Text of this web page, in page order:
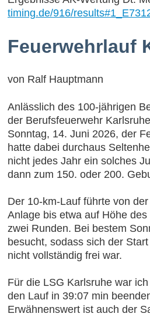
timing.de/916/
Feuerwehrlauf
von Ralf Hauptmann
Anlässlich des 100-jährigen
der Berufsfeuerwehr
Sonntag, 14. Juni 2026, der
hatte dabei durchaus
nicht jedes Jahr ein solches
dann zum 150. oder 200.
Der 10-km-Lauf führte von
Anlage bis etwa auf Höhe
zwei Runden. Bei bestem
besucht, sodass sich der
nicht vollständig frei war.
Für die LSG Karlsruhe war
den Lauf in 39:07 min
Erwähnenswert ist auch der